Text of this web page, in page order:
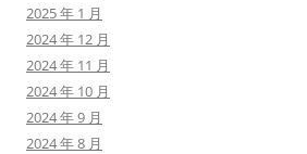
2025 年 1 月
2024 年 12 月
2024 年 11 月
2024 年 10 月
2024 年 9 月
2024 年 8 月